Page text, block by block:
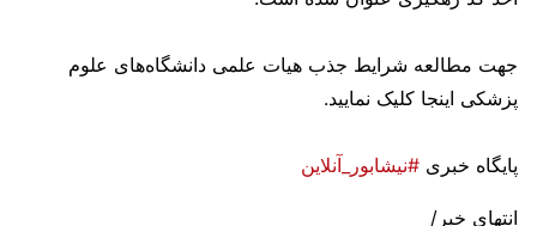
جهت مطالعه شرایط جذب هیات علمی دانشگاه‌های علوم
پزشکی اینجا کلیک نمایید.
پایگاه خبری #نیشابور_آنلاین
انتهای خبر/